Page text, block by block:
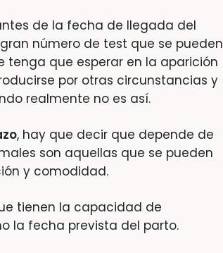
de la fecha de llegada del
número de test que se pueden
tenga que esperar en la aparición
por otras circunstancias y
realmente no es así.
, hay que decir que depende de
son aquellas que se pueden
y comodidad.
tienen la capacidad de
la fecha prevista del parto.